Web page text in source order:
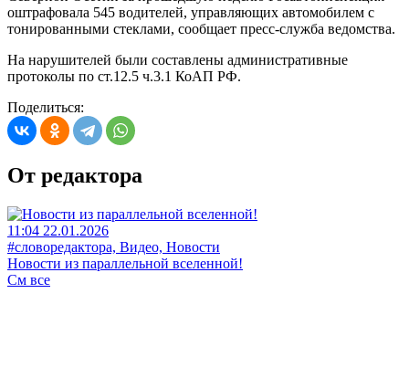
оштрафовала 545 водителей, управляющих автомобилем с
тонированными стеклами, сообщает пресс-служба ведомства.
На нарушителей были составлены административные
протоколы по ст.12.5 ч.3.1 КоАП РФ.
Поделиться:
От редактора
11:04 22.01.2026
#словоредактора, Видео, Новости
Новости из параллельной вселенной!
См все